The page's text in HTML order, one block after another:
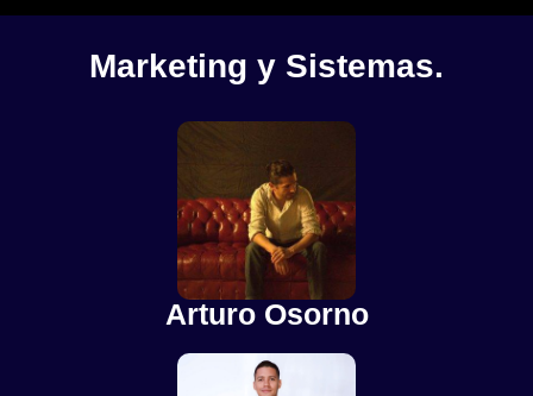
Marketing y Sistemas.
Arturo Osorno